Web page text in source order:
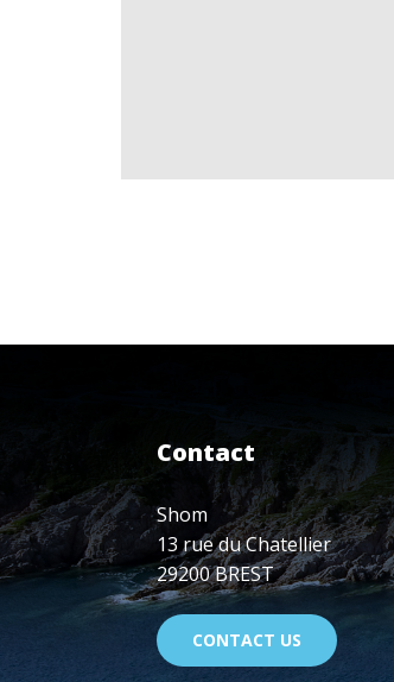
Contact
Shom
13 rue du Chatellier
29200 BREST
CONTACT US